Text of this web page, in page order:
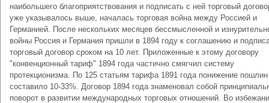
наибольшего благоприятствования и подписать с ней торговый
уже указывалось выше, началась торговая война между Россией и
Германией. После нескольких месяцев бессмысленной и
войны Россия и Германия пришли в 1894 году к соглашению и
торговый договор сроком на 10 лет. Приложенные к этому договору
"конвенционный тариф" 1894 года частично смягчил систему
протекционизма. По 125 статьям тарифа 1891 года понижение пошлин
составило 10-33%. Договор 1894 года знаменовал собой
поворот в развитии международных торговых отношений. Во